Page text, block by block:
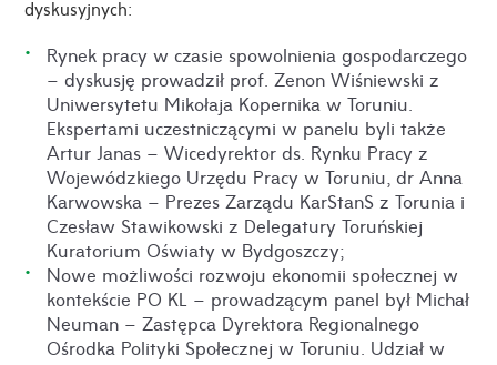
dyskusyjnych:
Rynek pracy w czasie spowolnienia gospodarczego
– dyskusję prowadził prof. Zenon Wiśniewski z
Uniwersytetu Mikołaja Kopernika w Toruniu.
Ekspertami uczestniczącymi w panelu byli także
Artur Janas – Wicedyrektor ds. Rynku Pracy z
Wojewódzkiego Urzędu Pracy w Toruniu, dr Anna
Karwowska – Prezes Zarządu KarStanS z Torunia i
Czesław Stawikowski z Delegatury Toruńskiej
Kuratorium Oświaty w Bydgoszczy;
Nowe możliwości rozwoju ekonomii społecznej w
kontekście PO KL – prowadzącym panel był Michał
Neuman – Zastępca Dyrektora Regionalnego
Ośrodka Polityki Społecznej w Toruniu. Udział w